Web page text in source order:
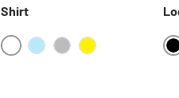
Shirt
WHITESKYBLUEHEATHERGREY
YELLOW